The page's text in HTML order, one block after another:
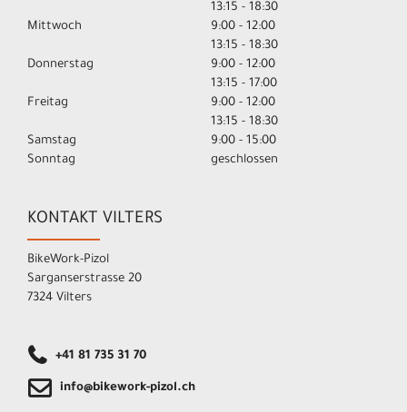
13:15 - 18:30
Mittwoch
9:00 - 12:00
13:15 - 18:30
Donnerstag
9:00 - 12:00
13:15 - 17:00
Freitag
9:00 - 12:00
13:15 - 18:30
Samstag
9:00 - 15:00
Sonntag
geschlossen
KONTAKT VILTERS
BikeWork-Pizol
Sarganserstrasse 20
7324 Vilters
+41 81 735 31 70
info@bikework-pizol.ch